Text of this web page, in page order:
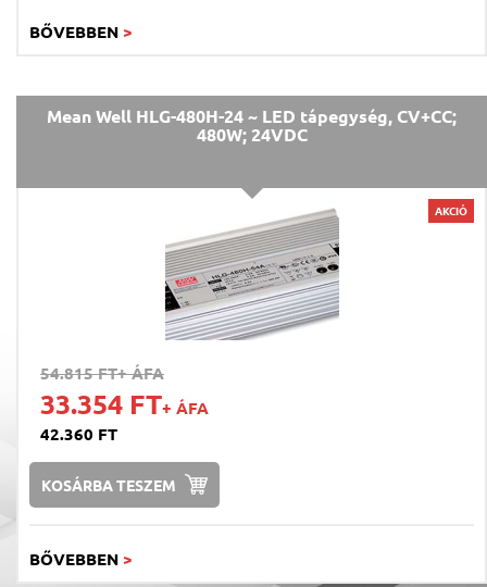
BŐVEBBEN >
Mean Well HLG-480H-24 ~ LED tápegység, CV+CC;
480W; 24VDC
AKCIÓ
54.815 FT+ ÁFA
33.354 FT+ ÁFA
42.360 FT
KOSÁRBA TESZEM
BŐVEBBEN >